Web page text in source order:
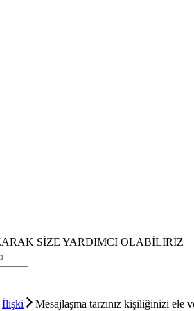
SİZE YARDIMCI OLABİLİRİZ
İlişki
Mesajlaşma tarzınız kişiliğinizi ele